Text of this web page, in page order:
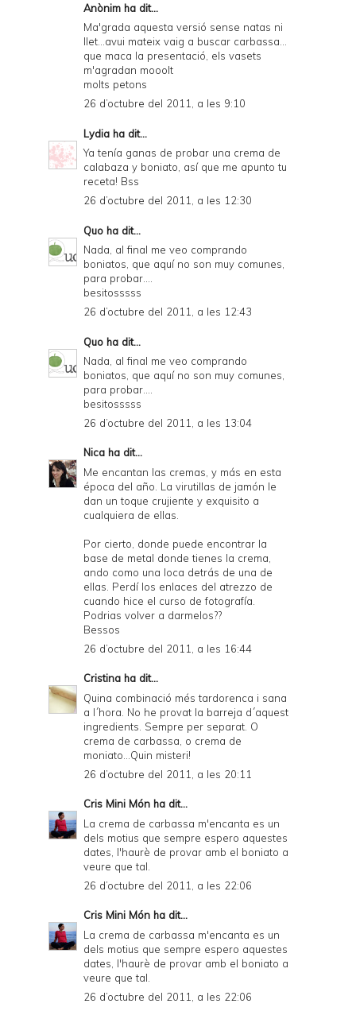
Anònim ha dit...
Ma'grada aquesta versió sense natas ni
llet...avui mateix vaig a buscar carbassa...
que maca la presentació, els vasets
m'agradan mooolt
molts petons
26 d’octubre del 2011, a les 9:10
Lydia ha dit...
Ya tenía ganas de probar una crema de
calabaza y boniato, así que me apunto tu
receta! Bss
26 d’octubre del 2011, a les 12:30
Quo ha dit...
Nada, al final me veo comprando
boniatos, que aquí no son muy comunes,
para probar....
besitosssss
26 d’octubre del 2011, a les 12:43
Quo ha dit...
Nada, al final me veo comprando
boniatos, que aquí no son muy comunes,
para probar....
besitosssss
26 d’octubre del 2011, a les 13:04
Nica ha dit...
Me encantan las cremas, y más en esta
época del año. La virutillas de jamón le
dan un toque crujiente y exquisito a
cualquiera de ellas.
Por cierto, donde puede encontrar la
base de metal donde tienes la crema,
ando como una loca detrás de una de
ellas. Perdí los enlaces del atrezzo de
cuando hice el curso de fotografía.
Podrias volver a darmelos??
Bessos
26 d’octubre del 2011, a les 16:44
Cristina ha dit...
Quina combinació més tardorenca i sana
a l´hora. No he provat la barreja d´aquest
ingredients. Sempre per separat. O
crema de carbassa, o crema de
moniato...Quin misteri!
26 d’octubre del 2011, a les 20:11
Cris Mini Món ha dit...
La crema de carbassa m'encanta es un
dels motius que sempre espero aquestes
dates, l'haurè de provar amb el boniato a
veure que tal.
26 d’octubre del 2011, a les 22:06
Cris Mini Món ha dit...
La crema de carbassa m'encanta es un
dels motius que sempre espero aquestes
dates, l'haurè de provar amb el boniato a
veure que tal.
26 d’octubre del 2011, a les 22:06